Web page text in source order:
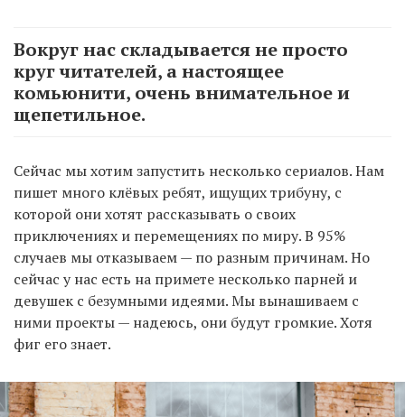
Вокруг нас складывается не просто
круг читателей, а настоящее
комьюнити, очень внимательное и
щепетильное.
Сейчас мы хотим запустить несколько сериалов. Нам
пишет много клёвых ребят, ищущих трибуну, с
которой они хотят рассказывать о своих
приключениях и перемещениях по миру. В 95%
случаев мы отказываем — по разным причинам. Но
сейчас у нас есть на примете несколько парней и
девушек с безумными идеями. Мы вынашиваем с
ними проекты — надеюсь, они будут громкие. Хотя
фиг его знает.